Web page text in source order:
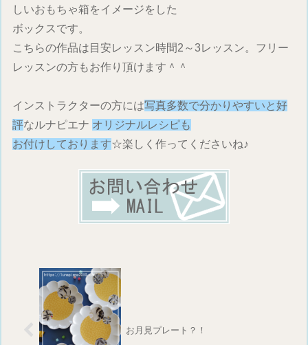
しいおもちゃ箱をイメージをした
ボックスです。
こちらの作品は目安レッスン時間2～3レッスン。フリー
レッスンの方もお作り頂けます＾＾
インストラクターの方には写真多数で分かりやすいと好
評なルナピエナ オリジナルレシピも
お付けしております☆楽しく作ってくださいね♪
お月見プレート？！